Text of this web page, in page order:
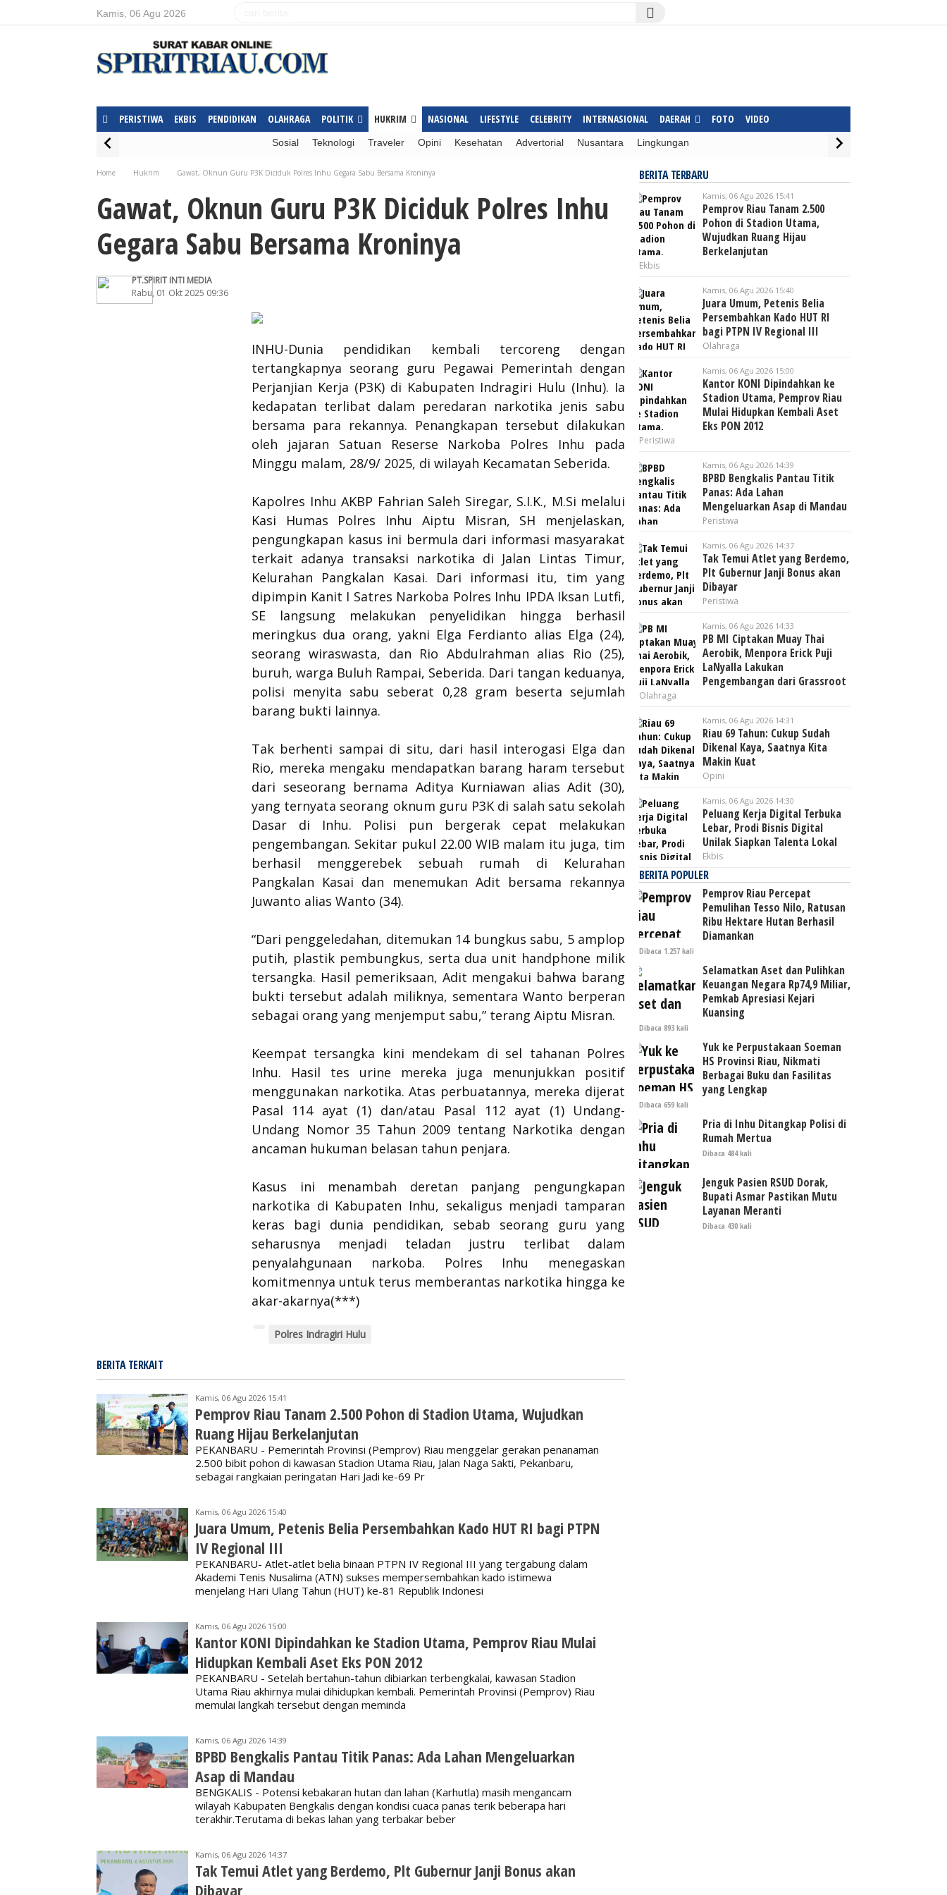
Kamis, 06 Agu 2026
PERISTIWA EKBIS PENDIDIKAN OLAHRAGA POLITIK HUKRIM NASIONAL LIFESTYLE CELEBRITY INTERNASIONAL DAERAH FOTO VIDEO
Sosial Teknologi Traveler Opini Kesehatan Advertorial Nusantara Lingkungan
Home Hukrim Gawat, Oknun Guru P3K Diciduk Polres Inhu Gegara Sabu Bersama Kroninya
Gawat, Oknun Guru P3K Diciduk Polres Inhu
Gegara Sabu Bersama Kroninya
PT.SPIRIT INTI MEDIA
Rabu, 01 Okt 2025 09:36
INHU-Dunia pendidikan kembali tercoreng dengan
tertangkapnya seorang guru Pegawai Pemerintah dengan
Perjanjian Kerja (P3K) di Kabupaten Indragiri Hulu (Inhu). Ia
kedapatan terlibat dalam peredaran narkotika jenis sabu
bersama para rekannya. Penangkapan tersebut dilakukan
oleh jajaran Satuan Reserse Narkoba Polres Inhu pada
Minggu malam, 28/9/ 2025, di wilayah Kecamatan Seberida.
Kapolres Inhu AKBP Fahrian Saleh Siregar, S.I.K., M.Si melalui
Kasi Humas Polres Inhu Aiptu Misran, SH menjelaskan,
pengungkapan kasus ini bermula dari informasi masyarakat
terkait adanya transaksi narkotika di Jalan Lintas Timur,
Kelurahan Pangkalan Kasai. Dari informasi itu, tim yang
dipimpin Kanit I Satres Narkoba Polres Inhu IPDA Iksan Lutfi,
SE langsung melakukan penyelidikan hingga berhasil
meringkus dua orang, yakni Elga Ferdianto alias Elga (24),
seorang wiraswasta, dan Rio Abdulrahman alias Rio (25),
buruh, warga Buluh Rampai, Seberida. Dari tangan keduanya,
polisi menyita sabu seberat 0,28 gram beserta sejumlah
barang bukti lainnya.
Tak berhenti sampai di situ, dari hasil interogasi Elga dan
Rio, mereka mengaku mendapatkan barang haram tersebut
dari seseorang bernama Aditya Kurniawan alias Adit (30),
yang ternyata seorang oknum guru P3K di salah satu sekolah
Dasar di Inhu. Polisi pun bergerak cepat melakukan
pengembangan. Sekitar pukul 22.00 WIB malam itu juga, tim
berhasil menggerebek sebuah rumah di Kelurahan
Pangkalan Kasai dan menemukan Adit bersama rekannya
Juwanto alias Wanto (34).
“Dari penggeledahan, ditemukan 14 bungkus sabu, 5 amplop
putih, plastik pembungkus, serta dua unit handphone milik
tersangka. Hasil pemeriksaan, Adit mengakui bahwa barang
bukti tersebut adalah miliknya, sementara Wanto berperan
sebagai orang yang menjemput sabu,” terang Aiptu Misran.
Keempat tersangka kini mendekam di sel tahanan Polres
Inhu. Hasil tes urine mereka juga menunjukkan positif
menggunakan narkotika. Atas perbuatannya, mereka dijerat
Pasal 114 ayat (1) dan/atau Pasal 112 ayat (1) Undang-
Undang Nomor 35 Tahun 2009 tentang Narkotika dengan
ancaman hukuman belasan tahun penjara.
Kasus ini menambah deretan panjang pengungkapan
narkotika di Kabupaten Inhu, sekaligus menjadi tamparan
keras bagi dunia pendidikan, sebab seorang guru yang
seharusnya menjadi teladan justru terlibat dalam
penyalahgunaan narkoba. Polres Inhu menegaskan
komitmennya untuk terus memberantas narkotika hingga ke
akar-akarnya(***)
Polres Indragiri Hulu
BERITA TERKAIT
Kamis, 06 Agu 2026 15:41
Pemprov Riau Tanam 2.500 Pohon di Stadion Utama, Wujudkan
Ruang Hijau Berkelanjutan
PEKANBARU - Pemerintah Provinsi (Pemprov) Riau menggelar gerakan penanaman
2.500 bibit pohon di kawasan Stadion Utama Riau, Jalan Naga Sakti, Pekanbaru,
sebagai rangkaian peringatan Hari Jadi ke-69 Pr
Kamis, 06 Agu 2026 15:40
Juara Umum, Petenis Belia Persembahkan Kado HUT RI bagi PTPN
IV Regional III
PEKANBARU- Atlet-atlet belia binaan PTPN IV Regional III yang tergabung dalam
Akademi Tenis Nusalima (ATN) sukses mempersembahkan kado istimewa
menjelang Hari Ulang Tahun (HUT) ke-81 Republik Indonesi
Kamis, 06 Agu 2026 15:00
Kantor KONI Dipindahkan ke Stadion Utama, Pemprov Riau Mulai
Hidupkan Kembali Aset Eks PON 2012
PEKANBARU - Setelah bertahun-tahun dibiarkan terbengkalai, kawasan Stadion
Utama Riau akhirnya mulai dihidupkan kembali. Pemerintah Provinsi (Pemprov) Riau
memulai langkah tersebut dengan meminda
Kamis, 06 Agu 2026 14:39
BPBD Bengkalis Pantau Titik Panas: Ada Lahan Mengeluarkan
Asap di Mandau
BENGKALIS - Potensi kebakaran hutan dan lahan (Karhutla) masih mengancam
wilayah Kabupaten Bengkalis dengan kondisi cuaca panas terik beberapa hari
terakhir.Terutama di bekas lahan yang terbakar beber
Kamis, 06 Agu 2026 14:37
Tak Temui Atlet yang Berdemo, Plt Gubernur Janji Bonus akan
Dibayar
BERITA TERBARU
Kamis, 06 Agu 2026 15:41
Pemprov Riau Tanam 2.500
Pohon di Stadion Utama,
Wujudkan Ruang Hijau
Berkelanjutan
Ekbis
Kamis, 06 Agu 2026 15:40
Juara Umum, Petenis Belia
Persembahkan Kado HUT RI
bagi PTPN IV Regional III
Olahraga
Kamis, 06 Agu 2026 15:00
Kantor KONI Dipindahkan ke
Stadion Utama, Pemprov Riau
Mulai Hidupkan Kembali Aset
Eks PON 2012
Peristiwa
Kamis, 06 Agu 2026 14:39
BPBD Bengkalis Pantau Titik
Panas: Ada Lahan
Mengeluarkan Asap di Mandau
Peristiwa
Kamis, 06 Agu 2026 14:37
Tak Temui Atlet yang Berdemo,
Plt Gubernur Janji Bonus akan
Dibayar
Peristiwa
Kamis, 06 Agu 2026 14:33
PB MI Ciptakan Muay Thai
Aerobik, Menpora Erick Puji
LaNyalla Lakukan
Pengembangan dari Grassroot
Olahraga
Kamis, 06 Agu 2026 14:31
Riau 69 Tahun: Cukup Sudah
Dikenal Kaya, Saatnya Kita
Makin Kuat
Opini
Kamis, 06 Agu 2026 14:30
Peluang Kerja Digital Terbuka
Lebar, Prodi Bisnis Digital
Unilak Siapkan Talenta Lokal
Ekbis
BERITA POPULER
Pemprov Riau Percepat
Pemulihan Tesso Nilo, Ratusan
Ribu Hektare Hutan Berhasil
Diamankan
Dibaca 1.257 kali
Selamatkan Aset dan Pulihkan
Keuangan Negara Rp74,9 Miliar,
Pemkab Apresiasi Kejari
Kuansing
Dibaca 893 kali
Yuk ke Perpustakaan Soeman
HS Provinsi Riau, Nikmati
Berbagai Buku dan Fasilitas
yang Lengkap
Dibaca 659 kali
Pria di Inhu Ditangkap Polisi di
Rumah Mertua
Dibaca 484 kali
Jenguk Pasien RSUD Dorak,
Bupati Asmar Pastikan Mutu
Layanan Meranti
Dibaca 430 kali